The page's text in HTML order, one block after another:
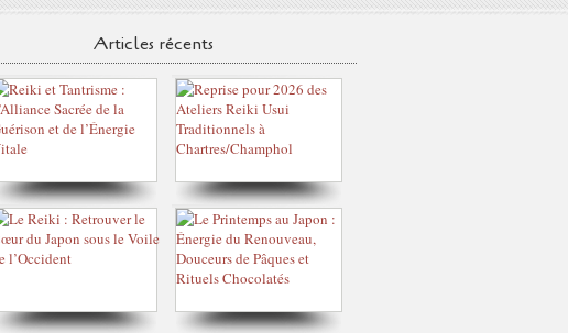
Articles récents